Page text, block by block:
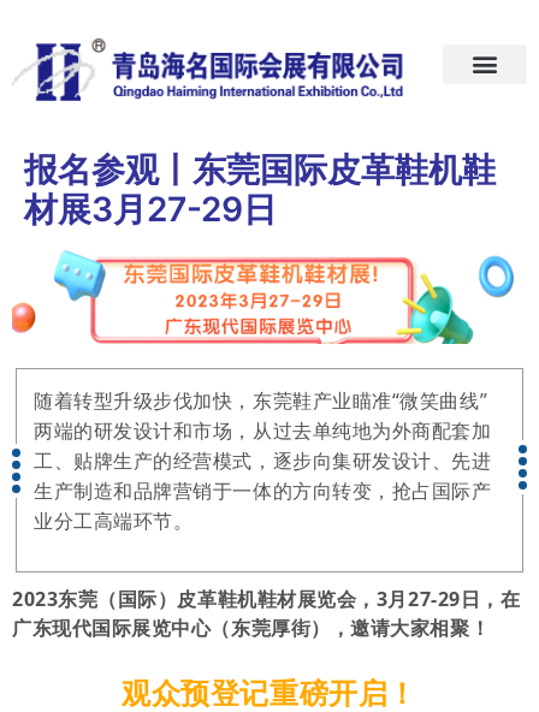
报名参观丨东莞国际皮革鞋机鞋
材展3月27-29日
随着转型升级步伐加快，东莞鞋产业瞄准“微笑曲线”
两端的研发设计和市场，从过去单纯地为外商配套加
工、贴牌生产的经营模式，逐步向集研发设计、先进
生产制造和品牌营销于一体的方向转变，抢占国际产
业分工高端环节。
2023东莞（国际）皮革鞋机鞋材展览会，3月27-29日，在
广东现代国际展览中心（东莞厚街），邀请大家相聚！
观众预登记重磅开启！